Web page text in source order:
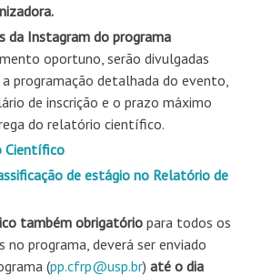
da Instagram do programa
oportuno, serão divulgadas
programação detalhada do evento,
de inscrição e o prazo máximo
do relatório científico.
Científico
de estágio no Relatório de
também obrigatório para todos os
programa, deverá ser enviado
(pp.cfrp@usp.br) até o dia